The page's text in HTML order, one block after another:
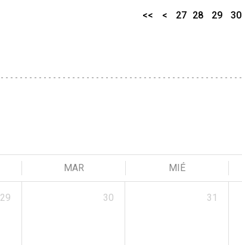
<< < 27 28 29 30
MAR MIÉ
29 30 31